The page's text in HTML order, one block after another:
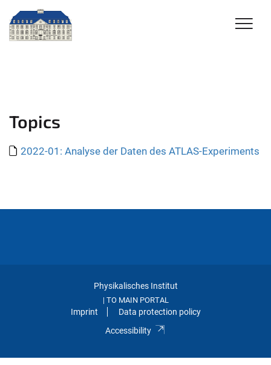
Topics
2022-01: Analyse der Daten des ATLAS-Experiments
Physikalisches Institut
| TO MAIN PORTAL
Imprint
Data protection policy
Accessibility